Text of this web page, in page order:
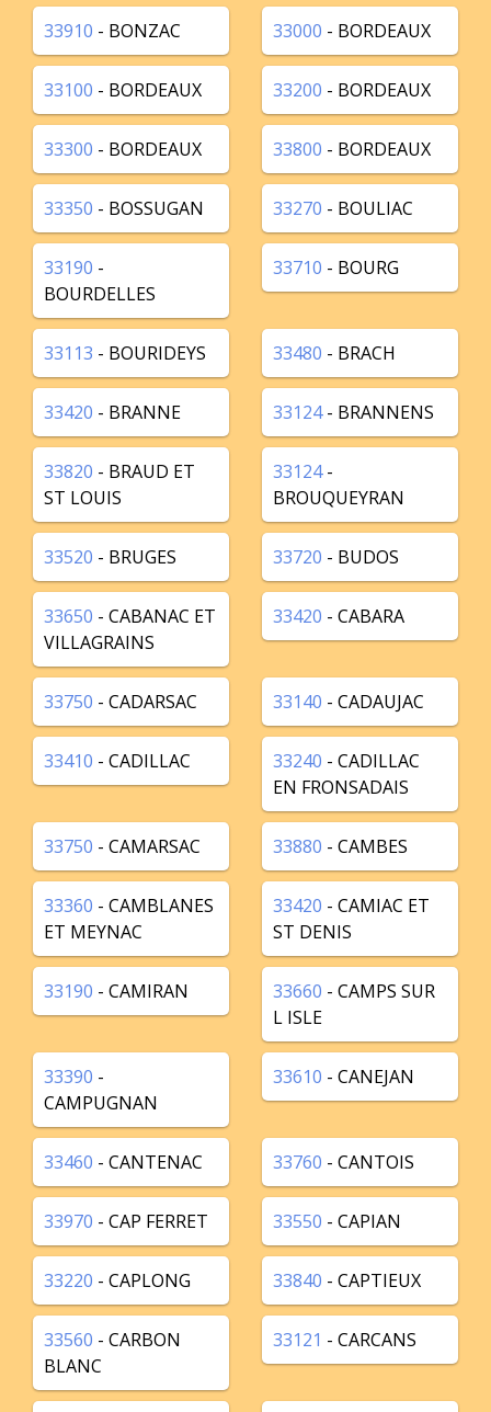
33910 - BONZAC 33000 - BORDEAUX
33100 - BORDEAUX 33200 - BORDEAUX
33300 - BORDEAUX 33800 - BORDEAUX
33350 - BOSSUGAN 33270 - BOULIAC
33190 -
BOURDELLES
33710 - BOURG
33113 - BOURIDEYS 33480 - BRACH
33420 - BRANNE 33124- BRANNENS
33820 - BRAUD ET
ST LOUIS
33124-
BROUQUEYRAN
33520 - BRUGES 33720 - BUDOS
33650 - CABANAC ET
VILLAGRAINS
33420 - CABARA
33750 - CADARSAC 33140 - CADAUJAC
33410 - CADILLAC 33240 - CADILLAC
EN FRONSADAIS
33750 - CAMARSAC 33880 - CAMBES
33360 - CAMBLANES
ET MEYNAC
33420 - CAMIAC ET
ST DENIS
33190 - CAMIRAN 33660 - CAMPS SUR
L ISLE
33390 -
CAMPUGNAN
33610 - CANEJAN
33460 - CANTENAC 33760 - CANTOIS
33970 - CAP FERRET 33550 - CAPIAN
33220 - CAPLONG 33840 - CAPTIEUX
33560 - CARBON
BLANC
33121 - CARCANS